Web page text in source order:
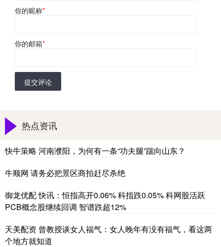
你的昵称*
你的邮箱*
提交评论
热点资讯
快牛策略 河南濮阳，为何有一条“功夫腿”踹向山东？
牛顺网 请务必把景区商拍赶尽杀绝
御龙优配 快讯：恒指高开0.06% 科指跌0.05% 科网股活跃
PCB概念股继续回调 智谱跌超12%
天美配资 曾教授谈女人福气：女人晚年有没有福气，看这两
个地方就知道